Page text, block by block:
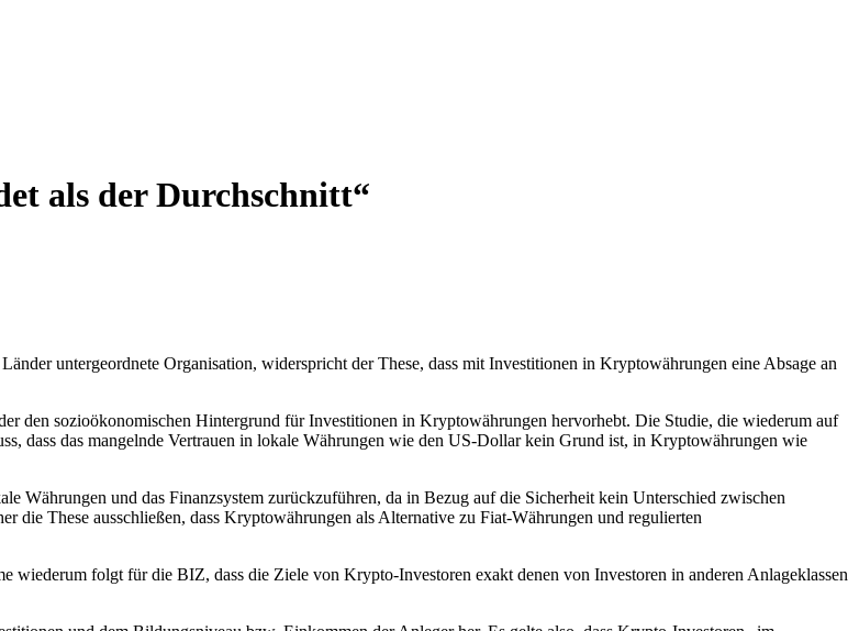
als der Durchschnitt“
untergeordnete Organisation, widerspricht der These, dass mit Investitionen in Kryptowährungen eine Absage an
den sozioökonomischen Hintergrund für Investitionen in Kryptowährungen hervorhebt. Die Studie, die wiederum auf
dass das mangelnde Vertrauen in lokale Währungen wie den US-Dollar kein Grund ist, in Kryptowährungen wie
Währungen und das Finanzsystem zurückzuführen, da in Bezug auf die Sicherheit kein Unterschied zwischen
These ausschließen, dass Kryptowährungen als Alternative zu Fiat-Währungen und regulierten
wiederum folgt für die BIZ, dass die Ziele von Krypto-Investoren exakt denen von Investoren in anderen Anlageklassen